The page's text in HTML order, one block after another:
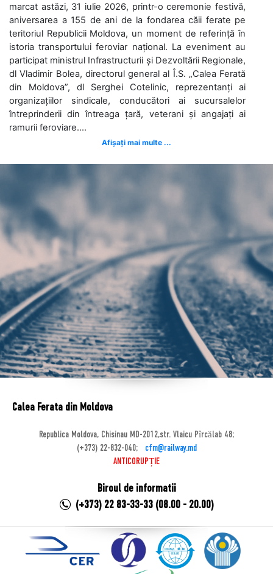
marcat astăzi, 31 iulie 2026, printr-o ceremonie festivă,
aniversarea a 155 de ani de la fondarea căii ferate pe
teritoriul Republicii Moldova, un moment de referință în
istoria transportului feroviar național. La eveniment au
participat ministrul Infrastructurii și Dezvoltării Regionale,
dl Vladimir Bolea, directorul general al Î.S. „Calea Ferată
din Moldova”, dl Serghei Cotelinic, reprezentanți ai
organizațiilor sindicale, conducători ai sucursalelor
întreprinderii din întreaga țară, veterani și angajați ai
ramurii feroviare....
Afișați mai multe ...
Calea Ferata din Moldova
Republica Moldova, Chisinau MD-2012,str. Vlaicu Pîrcălab 48;
(+373) 22-832-040;
cfm@railway.md
ANTICORUPȚIE
Biroul de informatii
(+373) 22 83-33-33 (08.00 - 20.00)